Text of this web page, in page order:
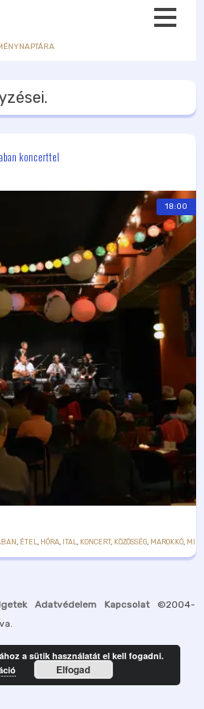
koncerttel
18:00
ÉTEL HÓRA ITAL KONCERT, KÖZÖSSÉG MAROKKÓ
Adatvédelem Kapcsolat
©2004-
a sütik használatát el kell fogadni.
Elfogad